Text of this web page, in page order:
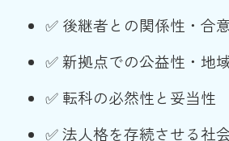
✅ 後継者との関係性・合
✅ 新拠点での公益性・地
✅ 転科の必然性と妥当性
✅ 法人格を存続させる社